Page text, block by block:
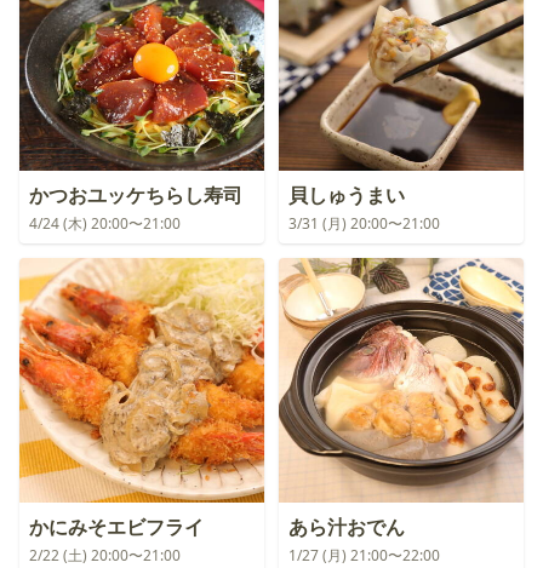
かつおユッケちらし寿司
4/24 (木) 20:00〜21:00
貝しゅうまい
3/31 (月) 20:00〜21:00
かにみそエビフライ
2/22 (土) 20:00〜21:00
あら汁おでん
1/27 (月) 21:00〜22:00